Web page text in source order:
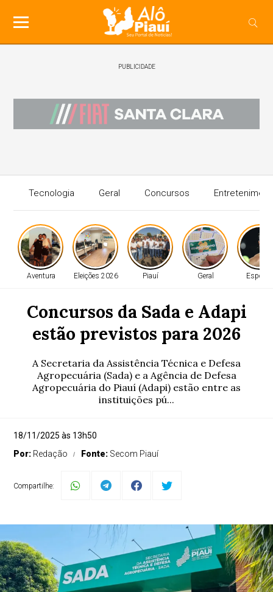
PUBLICIDADE
Tecnologia Geral Concursos
Aventura Eleições 2026 Piauí Geral
Concursos da Sada e Adapi
estão previstos para 2026
A Secretaria da Assistência Técnica e Defesa
Agropecuária (Sada) e a Agência de Defesa
Agropecuária do Piauí (Adapi) estão entre as
instituições pú...
18/11/2025 às 13h50
Por: Redação Fonte: Secom Piauí
Compartilhe: